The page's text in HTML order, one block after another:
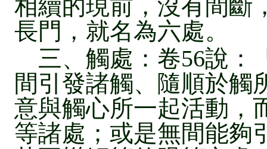
相續的現前，沒有間斷
長門，就名為六處。
三、觸處：卷56說：
間引發諸觸、隨順於觸
意與觸心所一起活動，
等諸處；或是無間能夠